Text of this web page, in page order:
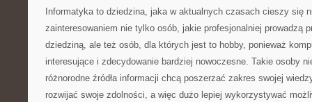
Informatyka to dziedzina, jaka w aktualnych czasach cieszy się
zainteresowaniem nie tylko osób, jakie profesjonalniej prowadzą
dziedziną, ale też osób, dla których jest to hobby, ponieważ
interesujące i zdecydowanie bardziej nowoczesne. Takie osoby
różnorodne źródła informacji chcą poszerzać zakres swojej
rozwijać swoje zdolności, a więc dużo lepiej wykorzystywać